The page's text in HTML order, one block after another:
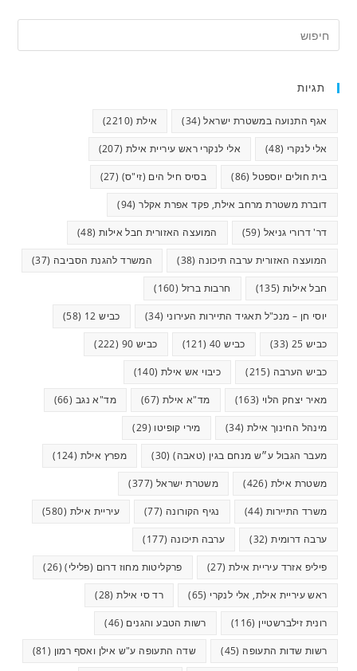
תגיות
אגף התנועה במשטרת ישראל(34) אילת (2210)
אלי לנקרי (48) אלי לנקרי ראש עיריית אילת (207)
בית חולים יוספטל(86) בסיס חיל הים (זי"ס) (27)
דוברת משטרת מרחב אילת, פקד אפרת אקלר(94)
דר' דרורי גניאל (59) המועצה האזורית חבל אילות (48)
המועצה האזורית ערבה תיכונה (38) המשרד להגנת הסביבה (37)
חבל אילות (135) חרבות ברזל (160)
יוסי חן – מנכ"ל תאגיד התיירות העירוני (34) כביש 12 (58)
כביש 25 (33) כביש 40 (121) כביש 90 (222)
כביש הערבה (215) כיבוי אש אילת (140)
מאיר יצחק הלוי (163) מד"א אילת (67) מד"א נגב (66)
מינהל החינוך אילת (34) מירי קופיטו (29)
מעבר הגבול ע״ש מנחם בגין (טאבה)(30) מפרץ אילת (124)
משטרת אילת (426) משטרת ישראל (377)
משרד התיירות (44) נגיף הקורונה (77) עיריית אילת (580)
ערבה דרומית(32) ערבה תיכונה (177)
פיליפ אזרד עיריית אילת (27) פרקליטות מחוז דרום (פלילי)(26)
ראש עיריית אילת, אלי לנקרי (65) רד סי אילת(28)
רונית זילברשטיין (116) רשות הטבע והגנים (46)
רשות שדות התעופה (45) שדה התעופה ע"ש אילן ואסף רמון (81)